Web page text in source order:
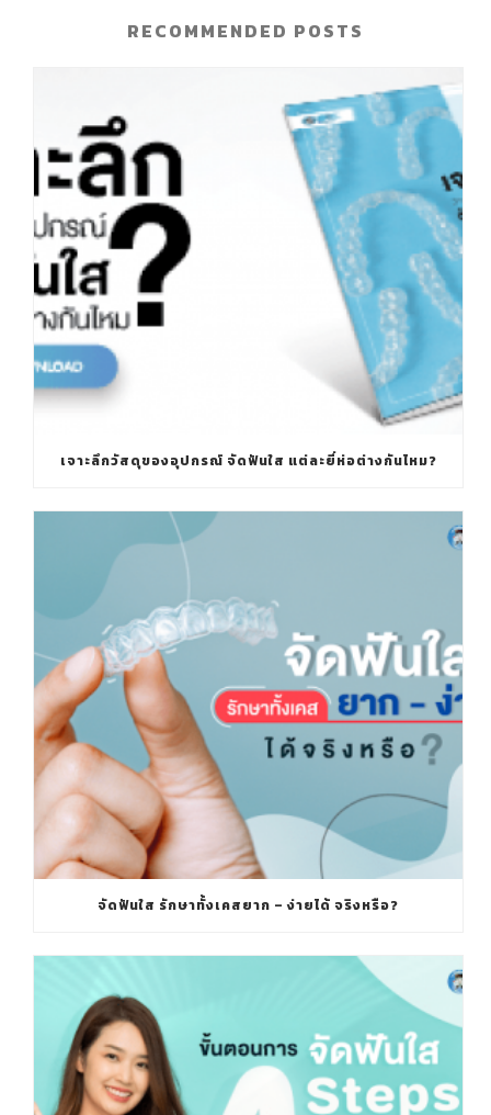
RECOMMENDED POSTS
เจาะลึกวัสดุของอุปกรณ์ จัดฟันใส แต่ละยี่ห่อต่างกันไหม?
จัดฟันใส รักษาทั้งเคสยาก – ง่ายได้ จริงหรือ?